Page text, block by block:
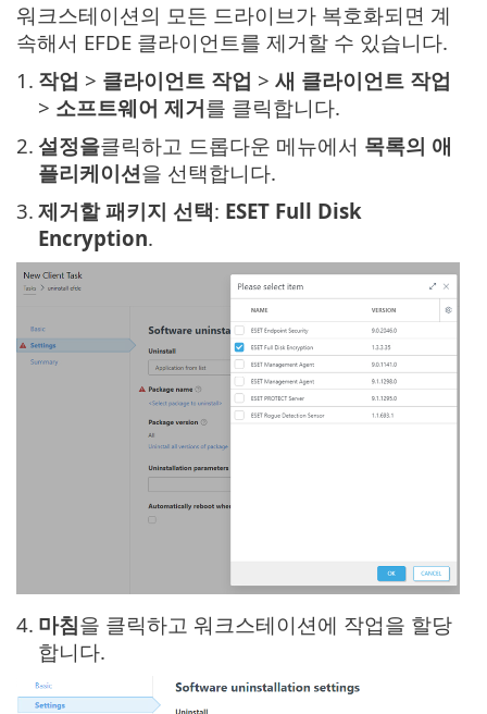
워크스테이션의 모든 드라이브가 복호화되면 계
속해서 EFDE 클라이언트를 제거할 수 있습니다.
1. 작업 > 클라이언트 작업 > 새 클라이언트 작업
> 소프트웨어 제거를 클릭합니다.
2. 설정을클릭하고 드롭다운 메뉴에서 목록의 애
플리케이션을 선택합니다.
3. 제거할 패키지 선택: ESET Full Disk
Encryption.
4. 마침을 클릭하고 워크스테이션에 작업을 할당
합니다.